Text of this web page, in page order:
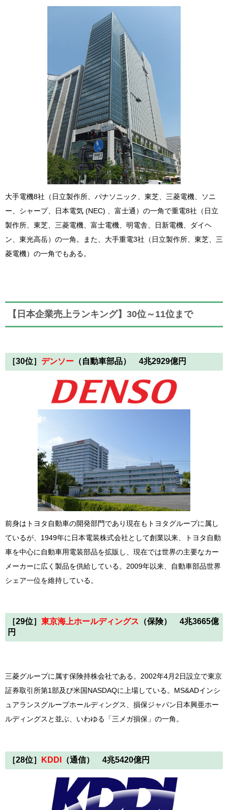
大手電機8社（日立製作所、パナソニック、東芝、三菱電機、ソニ
ー、シャープ、日本電気 (NEC) 、富士通）の一角で重電8社（日立
製作所、東芝、三菱電機、富士電機、明電舎、日新電機、ダイヘ
ン、東光高岳）の一角。また、大手重電3社（日立製作所、東芝、三
菱電機）の一角でもある。
【日本企業売上ランキング】30位～11位まで
［30位］ デンソー （自動車部品） 4兆2929億円
前身はトヨタ自動車の開発部門であり現在もトヨタグループに属し
ているが、1949年に日本電装株式会社として創業以来、トヨタ自動
車を中心に自動車用電装部品を拡販し、現在では世界の主要なカー
メーカーに広く製品を供給している。2009年以来、自動車部品世界
シェア一位を維持している。
［29位］ 東京海上ホールディングス （保険） 4兆3665億
円
三菱グループに属す保険持株会社である。2002年4月2日設立で東京
証券取引所第1部及び米国NASDAQに上場している。MS&ADインシ
ュアランスグループホールディングス、損保ジャパン日本興亜ホー
ルディングスと並ぶ、いわゆる「三メガ損保」の一角。
［28位］ KDDI （通信） 4兆5420億円